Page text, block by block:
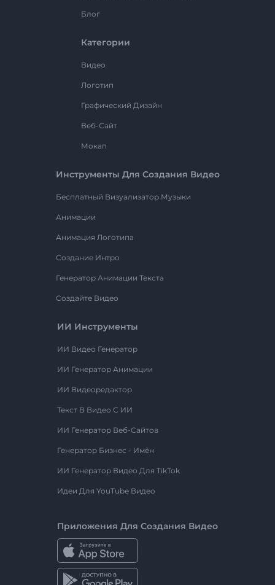
Блог
Категории
Видео
Логотип
Графический Дизайн
Веб-Сайт
Мокап
Инструменты Для Создания Видео
Бесплатный Визуализатор Музыки
Анимации
Анимация Логотипа
Создание Интро
Генератор Анимации Текста
Создайте Видео
ИИ Инструменты
ИИ Видео Генератор
ИИ Генератор Анимации
ИИ Видеоредактор
Текст В Видео С ИИ
ИИ Генератор Веб-Сайтов
Генератор Бизнес - Имён
ИИ Генератор Видео Для TikTok
Идеи Для YouTube Видео
Приложения Для Создания Видео